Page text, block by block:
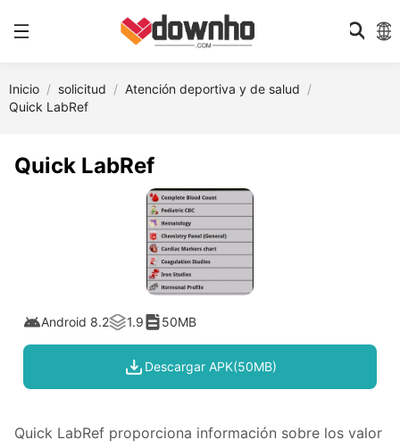
Inicio solicitud
Atención deportiva y de salud
Quick LabRef
Quick LabRef
Android 8.2 1.9 50MB
Descargar APK(50MB)
Quick LabRef proporciona información sobre los valor